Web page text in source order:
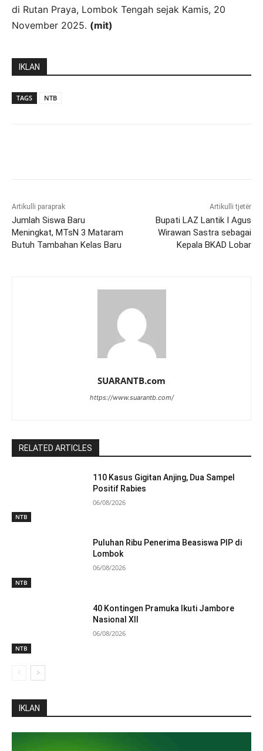
di Rutan Praya, Lombok Tengah sejak Kamis, 20
November 2025. (mit)
IKLAN
TAGS NTB
Artikulli paraprak
Jumlah Siswa Baru
Meningkat, MTsN 3 Mataram
Butuh Tambahan Kelas Baru
Artikulli tjetër
Bupati LAZ Lantik I Agus
Wirawan Sastra sebagai
Kepala BKAD Lobar
SUARANTB.com
https://www.suarantb.com/
RELATED ARTICLES
NTB
110 Kasus Gigitan Anjing, Dua Sampel
Positif Rabies
06/08/2026
NTB
Puluhan Ribu Penerima Beasiswa PIP di
Lombok
06/08/2026
NTB
40 Kontingen Pramuka Ikuti Jambore
Nasional XII
06/08/2026
IKLAN